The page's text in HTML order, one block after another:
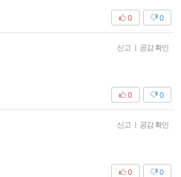
0
0
신고 | 공감 확인
0
0
신고 | 공감 확인
0
0